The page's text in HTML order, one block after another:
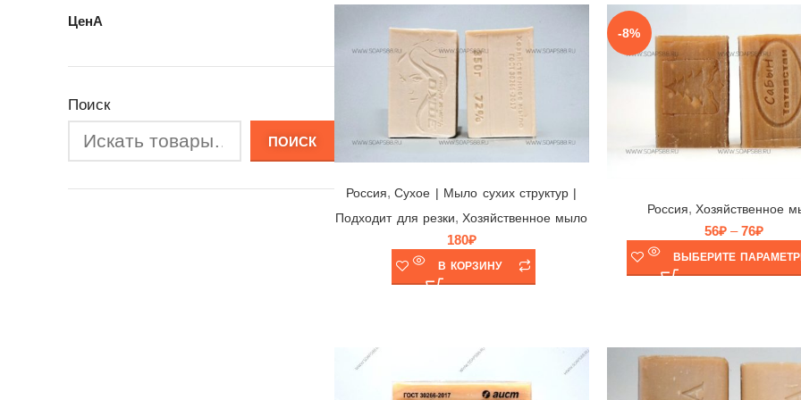
ЦенА
Поиск
ПОИСК
Россия,Cухое | Мыло сухих структур |
Подходит для резки,Хозяйственное мыло
180₽
В КОРЗИНУ
-8%
Россия, Хозяйственное
56₽ – 76₽
ВЫБЕРИТЕ